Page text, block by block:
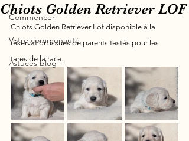
Commencer
Votre communauté
Astuces blog
Chiots Golden Retriever LOF
Chiots Golden Retriever Lof disponible à la
réservation issues de parents testés pour les
tares de la race.